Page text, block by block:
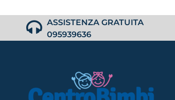
ASSISTENZA GRATUITA
095939636